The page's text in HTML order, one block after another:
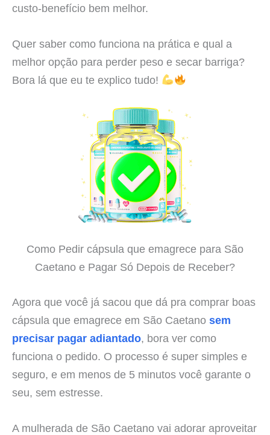
custo-benefício bem melhor.
Quer saber como funciona na prática e qual a
melhor opção para perder peso e secar barriga?
Bora lá que eu te explico tudo!
Como Pedir cápsula que emagrece para São
Caetano e Pagar Só Depois de Receber?
Agora que você já sacou que dá pra comprar boas
cápsula que emagrece em São Caetano sem
precisar pagar adiantado, bora ver como
funciona o pedido. O processo é super simples e
seguro, e em menos de 5 minutos você garante o
seu, sem estresse.
A mulherada de São Caetano vai adorar aproveitar